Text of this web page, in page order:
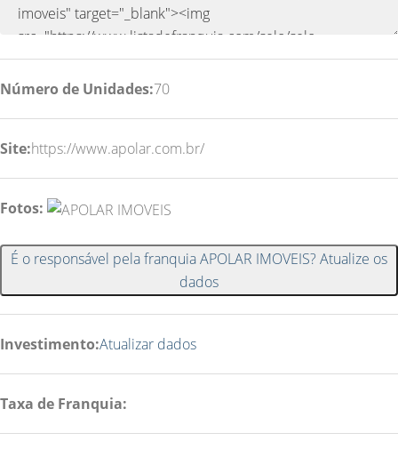
Número de Unidades:70
Site:https://www.apolar.com.br/
Fotos:
É o responsável pela franquia APOLAR IMOVEIS? Atualize os
dados
Investimento:Atualizar dados
Taxa de Franquia: